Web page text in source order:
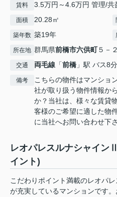
賃料 3.5万円～4.6万円 管理/共
面積 20.28㎡
築年数 築19年
所在地 群馬県前橋市六供町５－
交通 両毛線 「前橋 」駅 バス8
備考
こちらの物件はマンショ
社が取り扱う物件情報か
か？当社は、様々な賃貸
客様のご希望に適した物
に当社へお問い合わせ下さ
レオパレスルナシャイン
イント)
こだわりポイント満載のレオパ
が充実しているマンションです